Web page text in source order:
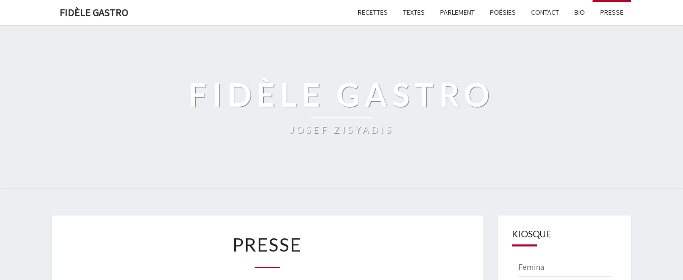
FIDÈLE GASTRO RECETTES TEXTES PARLEMENT POÉSIES CONTACT BIO PRESSE
FIDÈLE GASTRO
JOSEF ZISYADIS
PRESSE KIOSQUE
Femina